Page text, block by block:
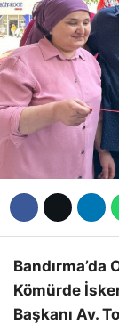
Bandırma’da
Kömürde
Başkanı Av.